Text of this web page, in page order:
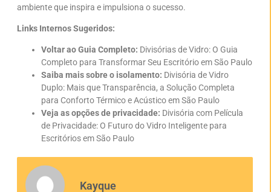
ambiente que inspira e impulsiona o sucesso.
Links Internos Sugeridos:
Voltar ao Guia Completo: Divisórias de Vidro: O Guia
Completo para Transformar Seu Escritório em São Paulo
Saiba mais sobre o isolamento: Divisória de Vidro
Duplo: Mais que Transparência, a Solução Completa
para Conforto Térmico e Acústico em São Paulo
Veja as opções de privacidade: Divisória com Película
de Privacidade: O Futuro do Vidro Inteligente para
Escritórios em São Paulo
Kayque